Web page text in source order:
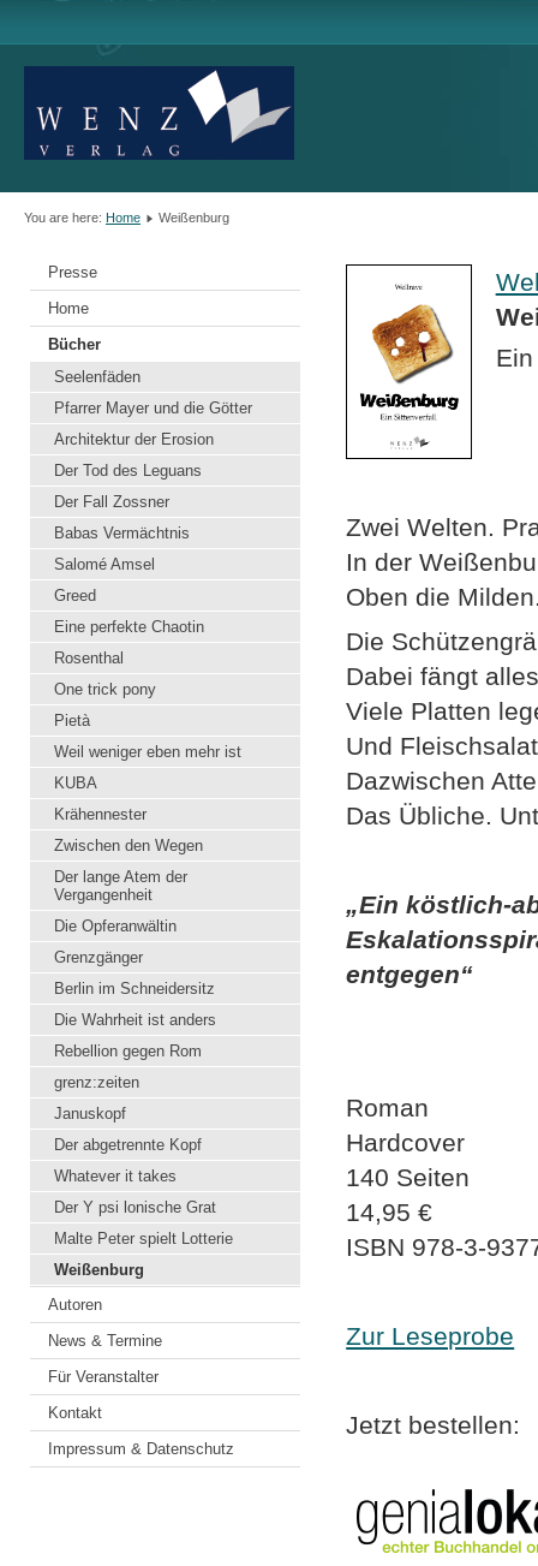
You are here: Home Weißenburg
Presse
Home
Bücher
Seelenfäden
Pfarrer Mayer und die Götter
Architektur der Erosion
Der Tod des Leguans
Der Fall Zossner
Babas Vermächtnis
Salomé Amsel
Greed
Eine perfekte Chaotin
Rosenthal
One trick pony
Pietà
Weil weniger eben mehr ist
KUBA
Krähennester
Zwischen den Wegen
Der lange Atem der
Vergangenheit
Die Opferanwältin
Grenzgänger
Berlin im Schneidersitz
Die Wahrheit ist anders
Rebellion gegen Rom
grenz:zeiten
Januskopf
Der abgetrennte Kopf
Whatever it takes
Der Y psi lonische Grat
Malte Peter spielt Lotterie
Weißenburg
Autoren
News & Termine
Für Veranstalter
Kontakt
Impressum & Datenschutz
Zwei Welten.
In der
Oben die
Die
Dabei fängt
Viele Platten
Und
Dazwischen
Das Übliche.
„Ein köstlich-
entgegen“
Roman
Hardcover
140 Seiten
14,95 €
ISBN 978-3-
Zur Leseprobe
Jetzt bestellen: